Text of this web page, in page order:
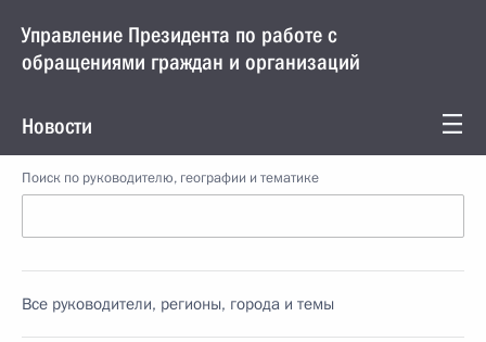
Управление Президента по работе с
обращениями граждан и организаций
Новости
Поиск по руководителю, географии и тематике
Все руководители, регионы, города и темы